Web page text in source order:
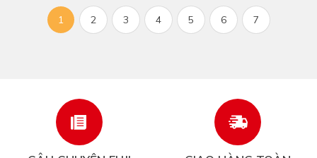
bụng. Tham ...
1 2 3 4 5 6 7